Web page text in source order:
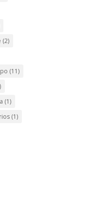
(2)
(11)
(1)
(1)